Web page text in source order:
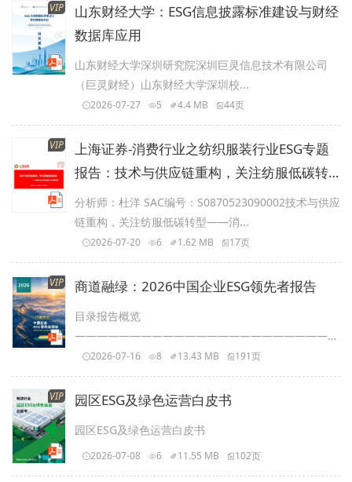
VIP
山东财经大学：ESG信息披露标准建设与财经
数据库应用
山东财经大学深圳研究院深圳巨灵信息技术有限公司
（巨灵财经）山东财经大学深圳校...
2026-07-27 5 4.4 MB 44页
VIP
上海证券-消费行业之纺织服装行业ESG专题
报告：技术与供应链重构，关注纺服低碳转
型
分析师：杜洋 SAC编号：S0870523090002技术与供应
链重构，关注纺服低碳转型——消...
2026-07-20 6 1.62 MB 17页
VIP 商道融绿：2026中国企业ESG领先者报告
目录报告概览
—————————————————————————
03筛选规则——...
2026-07-16 8 13.43 MB 191页
VIP 园区ESG及绿色运营白皮书
园区ESG及绿色运营白皮书
2026-07-08 6 11.55 MB 102页